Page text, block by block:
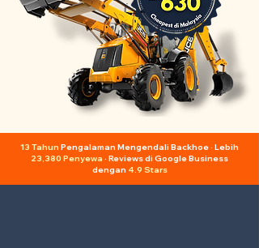
13 Tahun Pengalaman Mengendali Backhoe · Lebih
23,380 Penyewa · Reviews di Google Business
dengan 4.9 Stars